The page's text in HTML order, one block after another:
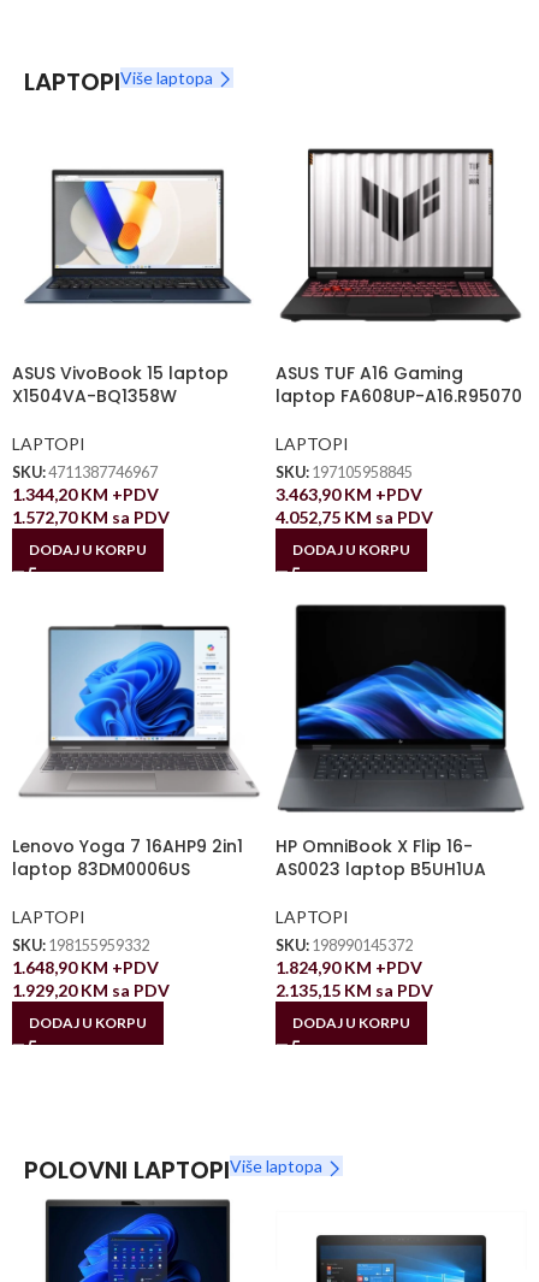
LAPTOPIViše laptopa
ASUS VivoBook 15 laptop
X1504VA-BQ1358W
LAPTOPI
SKU:4711387746967
1.344,20KM +PDV
1.572,70KM sa PDV
DODAJ U KORPU
ASUS TUF A16 Gaming
laptop FA608UP-A16.R95070
LAPTOPI
SKU: 197105958845
3.463,90KM +PDV
4.052,75 KM sa PDV
DODAJ U KORPU
Lenovo Yoga 7 16AHP9 2in1
laptop 83DM0006US
LAPTOPI
SKU: 198155959332
1.648,90KM +PDV
1.929,20KM sa PDV
DODAJ U KORPU
HP OmniBook X Flip 16-
AS0023 laptop B5UH1UA
LAPTOPI
SKU: 198990145372
1.824,90KM +PDV
2.135,15 KM sa PDV
DODAJ U KORPU
POLOVNI LAPTOPIViše laptopa